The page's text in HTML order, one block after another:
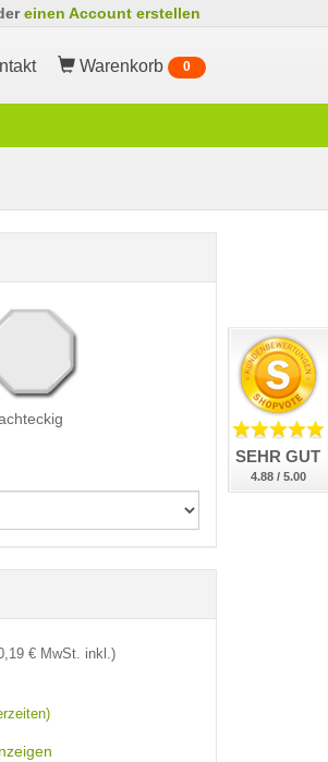
einen Account erstellen
Warenkorb 0
€ MwSt. inkl.)
SEHR GUT
4.88 / 5.00